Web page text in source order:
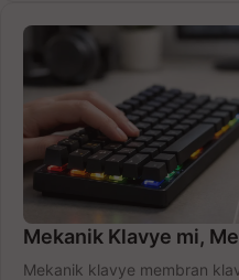
Mekanik Klavye mi,
Mekanik klavye membran